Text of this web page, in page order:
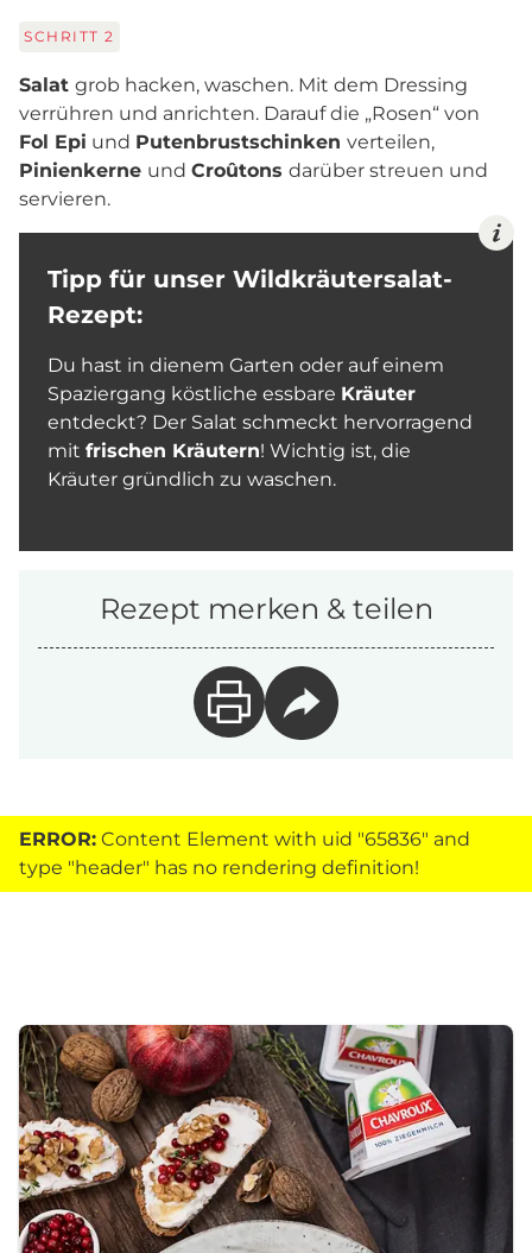
SCHRITT 2
Salat grob hacken, waschen. Mit dem Dressing
verrühren und anrichten. Darauf die „Rosen“ von
Fol Epi und Putenbrustschinken verteilen,
Pinienkerne und Croûtons darüber streuen und
servieren.
Tipp für unser Wildkräutersalat-
Rezept:
Du hast in dienem Garten oder auf einem
Spaziergang köstliche essbare Kräuter
entdeckt? Der Salat schmeckt hervorragend
mit frischen Kräutern! Wichtig ist, die
Kräuter gründlich zu waschen.
Rezept merken & teilen
ERROR: Content Element with uid "65836" and
type "header" has no rendering definition!